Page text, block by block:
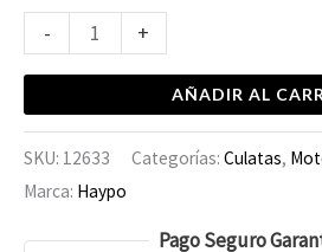
- +
AÑADIR AL
SKU: 12633 Categorías: Culatas,
Marca: Haypo
Pago Seguro